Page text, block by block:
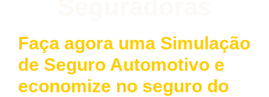
Faça agora uma Simulação
de Seguro Automotivo e
economize no seguro do